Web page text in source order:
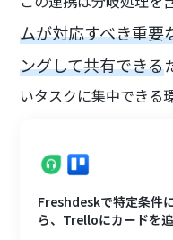
ムが対応すべき重要
ングして共有できる
いタスクに集中できる
Freshdeskで特定条件
ら、Trelloにカードを